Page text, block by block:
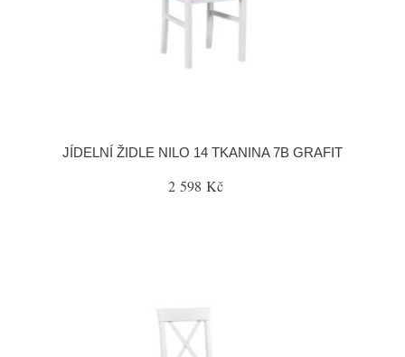
JÍDELNÍ ŽIDLE NILO 14 TKANINA 7B GRAFIT
2 598 Kč